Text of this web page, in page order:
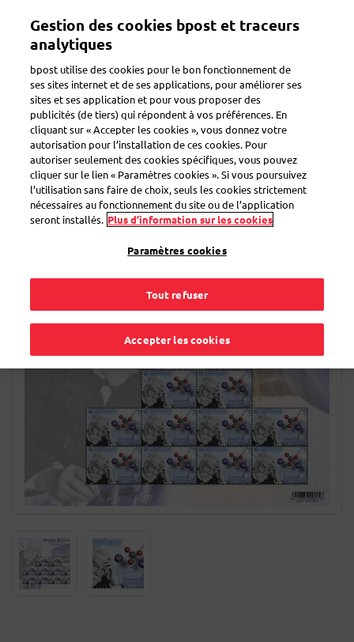
contenu
Mon compte
Zoeken
Inventeurs belges: Ernest
Solvay - timbres non prior
Belgique
Gestion des cookies bpost et traceurs
analytiques
bpost utilise des cookies pour le bon fonctionnement de
ses sites internet et de ses applications, pour améliorer ses
sites et ses application et pour vous proposer des
publicités (de tiers) qui répondent à vos préférences. En
cliquant sur « Accepter les cookies », vous donnez votre
autorisation pour l’installation de ces cookies. Pour
autoriser seulement des cookies spécifiques, vous pouvez
cliquer sur le lien « Paramètres cookies ». Si vous poursuivez
l’utilisation sans faire de choix, seuls les cookies strictement
nécessaires au fonctionnement du site ou de l’application
seront installés. Plus d’information sur les cookies
Paramètres cookies
Tout refuser
Accepter les cookies